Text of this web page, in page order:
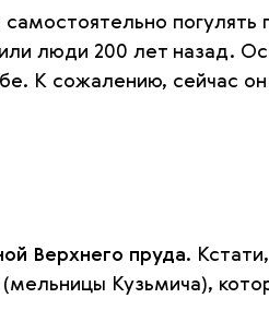
погулять
люди 200 лет назад.
К сожалению, сейчас он
Верхнего пруда.
Кузьмича),